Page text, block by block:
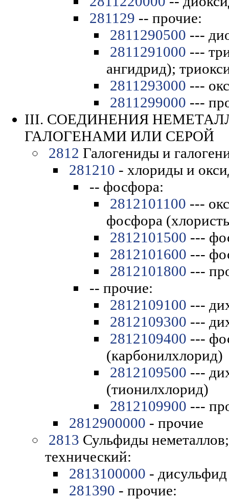
281129 -- прочие:
2811290500 ---
2811291000 ---
ангидрид);
2811293000 ---
2811299000 ---
III. СОЕДИНЕНИЯ
ГАЛОГЕНАМИ ИЛИ СЕРОЙ
2812 Галогениды и
281210 - хлориды и
-- фосфора:
2812101100 ---
фосфора
2812101500 ---
2812101600 ---
2812101800 ---
-- прочие:
2812109100 ---
2812109300 ---
2812109400 ---
(карбонилхлорид)
2812109500 ---
(тионилхлорид)
2812109900 ---
2812900000 - прочие
2813 Сульфиды
технический:
2813100000 - дисульфид
281390 - прочие: